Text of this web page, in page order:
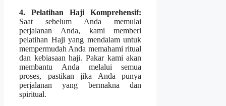
4. Pelatihan Haji Komprehensif:
Saat sebelum Anda memulai
perjalanan Anda, kami memberi
pelatihan Haji yang mendalam untuk
mempermudah Anda memahami ritual
dan kebiasaan haji. Pakar kami akan
membantu Anda melalui semua
proses, pastikan jika Anda punya
perjalanan yang bermakna dan
spiritual.